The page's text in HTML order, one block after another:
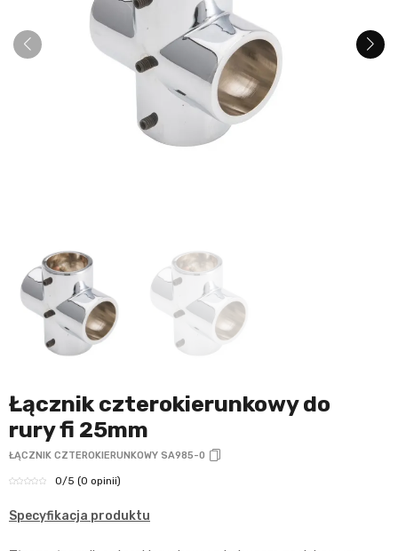
Łącznik czterokierunkowy do
rury fi 25mm
ŁĄCZNIK CZTEROKIERUNKOWY SA985-0
0/5 (0 opinii)
Specyfikacja produktu